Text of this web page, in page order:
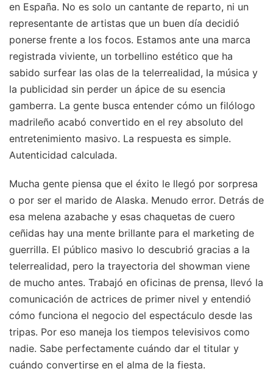
en España. No es solo un cantante de reparto, ni un
representante de artistas que un buen día decidió
ponerse frente a los focos. Estamos ante una marca
registrada viviente, un torbellino estético que ha
sabido surfear las olas de la telerrealidad, la música y
la publicidad sin perder un ápice de su esencia
gamberra. La gente busca entender cómo un filólogo
madrileño acabó convertido en el rey absoluto del
entretenimiento masivo. La respuesta es simple.
Autenticidad calculada.
Mucha gente piensa que el éxito le llegó por sorpresa
o por ser el marido de Alaska. Menudo error. Detrás de
esa melena azabache y esas chaquetas de cuero
ceñidas hay una mente brillante para el marketing de
guerrilla. El público masivo lo descubrió gracias a la
telerrealidad, pero la trayectoria del showman viene
de mucho antes. Trabajó en oficinas de prensa, llevó la
comunicación de actrices de primer nivel y entendió
cómo funciona el negocio del espectáculo desde las
tripas. Por eso maneja los tiempos televisivos como
nadie. Sabe perfectamente cuándo dar el titular y
cuándo convertirse en el alma de la fiesta.